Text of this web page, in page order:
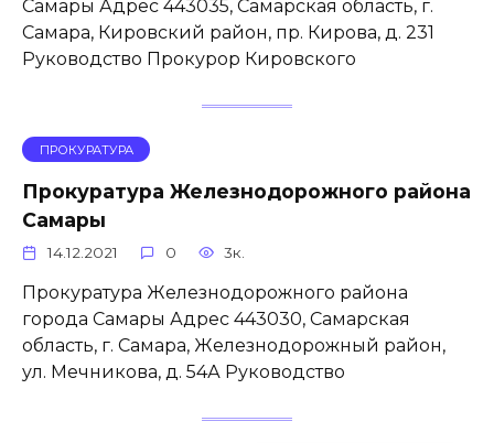
Самары Адрес 443035, Самарская область, г.
Самара, Кировский район, пр. Кирова, д. 231
Руководство Прокурор Кировского
ПРОКУРАТУРА
Прокуратура Железнодорожного района
Самары
14.12.2021 0 3к.
Прокуратура Железнодорожного района
города Самары Адрес 443030, Самарская
область, г. Самара, Железнодорожный район,
ул. Мечникова, д. 54А Руководство